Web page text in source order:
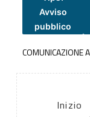
Avviso
pubblico
COMUNICAZIONE
Inizio